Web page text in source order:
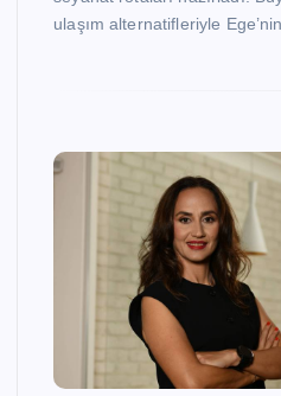
ulaşım alternatifleriyle